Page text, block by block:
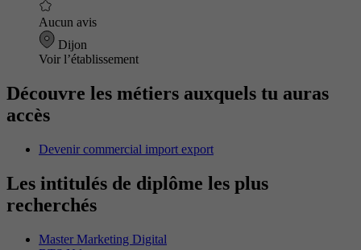
Aucun avis
Dijon
Voir l’établissement
Découvre les métiers auxquels tu auras
accès
Devenir commercial import export
Les intitulés de diplôme les plus
recherchés
Master Marketing Digital